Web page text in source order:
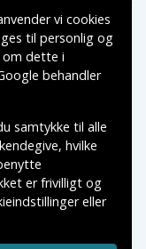
AB
TILHØRER DE
vi cookies
til personlig og
om dette i
behandler
samtykke til alle
hvilke
er frivilligt og
eller